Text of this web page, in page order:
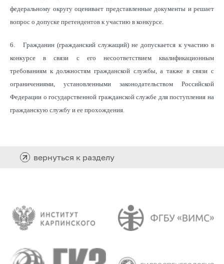
федеральному округу оценивает представленные документы и решает
вопрос о допуске претендентов к участию в конкурсе.
6. Гражданин (гражданский служащий) не допускается к участию в
конкурсе в связи с его несоответствием квалификационным
требованиям к должностям гражданской службы, а также в связи с
ограничениями, установленными законодательством Российской
Федерации о государственной гражданской службе для поступления на
гражданскую службу и ее прохождения.
вернуться к разделу